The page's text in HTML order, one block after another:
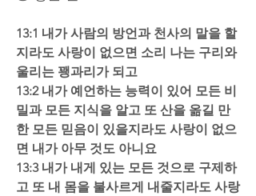
13:1 내가 사람의 방언과 천사의 말을 할
지라도 사랑이 없으면 소리 나는 구리와
울리는 꽹과리가 되고
13:2 내가 예언하는 능력이 있어 모든 비
밀과 모든 지식을 알고 또 산을 옮길 만
한 모든 믿음이 있을지라도 사랑이 없으
면 내가 아무 것도 아니요
13:3 내가 내게 있는 모든 것으로 구제하
고 또 내 몸을 불사르게 내줄지라도 사랑